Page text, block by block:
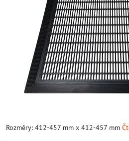
Rozměry: 412-457 mm x 412-457 mm